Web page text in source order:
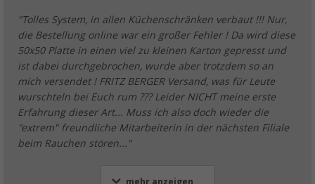
"Tolles System, in allen Küchenschränken verbaut !!! Nur,
die Bestellung online war ein großer Fehler ! Da wird diese
50x50 Platte in einen viel zu kleinen Karton gepresst und
ist dabei durchgebrochen, wurde aber trotzdem so an
mich versendet ! FRITZ BERGER Versand, was für Leute
wurschteln bei Euch rum ??? Leider NICHT meine erste
Erfahrung dieser Art... Muss ich also doch wieder die
"extrem" freundliche Mitarbeiterin in der nächsten Filiale
beim Rauchen stören..."